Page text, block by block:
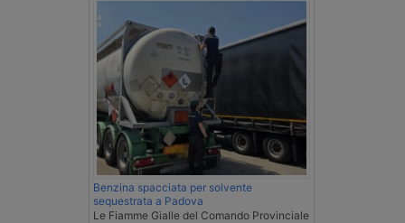
Benzina spacciata per solvente
sequestrata a Padova
Le Fiamme Gialle del Comando Provinciale